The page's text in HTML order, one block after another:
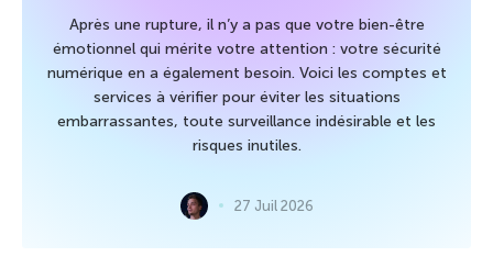
Après une rupture, il n’y a pas que votre bien-être
émotionnel qui mérite votre attention : votre sécurité
numérique en a également besoin. Voici les comptes et
services à vérifier pour éviter les situations
embarrassantes, toute surveillance indésirable et les
risques inutiles.
27 Juil 2026